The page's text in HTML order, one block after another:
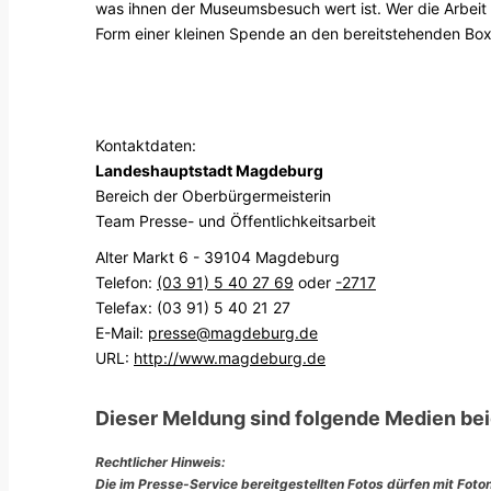
was ihnen der Museumsbesuch wert ist. Wer die
Form einer kleinen Spende an den bereitstehenden
Kontaktdaten:
Landeshauptstadt Magdeburg
Bereich der Oberbürgermeisterin
Team Presse- und Öffentlichkeitsarbeit
Alter Markt 6 - 39104 Magdeburg
Telefon: (03 91) 5 40 27 69 oder -2717
Telefax: (03 91) 5 40 21 27
E-Mail: presse@magdeburg.de
URL: http://www.magdeburg.de
Dieser Meldung sind folgende Medien
Rechtlicher Hinweis:
Die im Presse-Service bereitgestellten Fotos dürfen mit